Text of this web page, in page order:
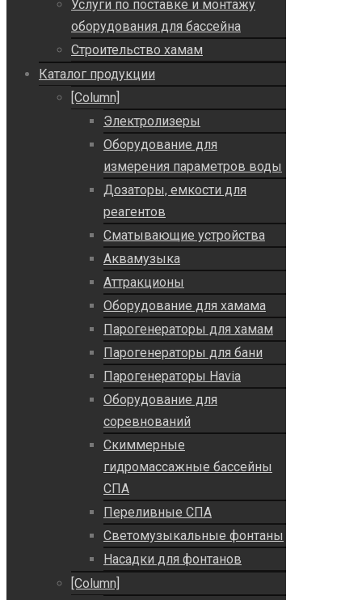
Услуги по поставке и монтажу
оборудования для бассейна
Строительство хамам
Каталог продукции
[Column]
Электролизеры
Оборудование для
измерения параметров воды
Дозаторы, емкости для
реагентов
Сматывающие устройства
Аквамузыка
Аттракционы
Оборудование для хамама
Парогенераторы для хамам
Парогенераторы для бани
Парогенераторы Havia
Оборудование для
соревнований
Скиммерные
гидромассажные бассейны
СПА
Переливные СПА
Светомузыкальные фонтаны
Насадки для фонтанов
[Column]